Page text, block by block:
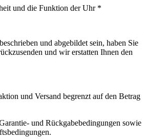
und die Funktion der Uhr *
und abgebildet sein, haben Sie
und wir erstatten Ihnen den
und Versand begrenzt auf den Betrag
und Rückgabebedingungen sowie